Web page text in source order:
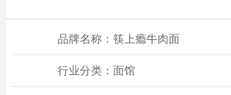
品牌名称：筷上瘾牛肉面
行业分类：面馆